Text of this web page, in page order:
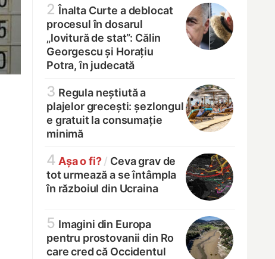
2 Înalta Curte a deblocat
procesul în dosarul
„lovitură de stat”: Călin
Georgescu și Horațiu
Potra, în judecată
3 Regula neștiută a
plajelor grecești: șezlongul
e gratuit la consumație
minimă
4 Așa o fi? / Ceva grav de
tot urmează a se întâmpla
în războiul din Ucraina
5 Imagini din Europa
pentru prostovanii din Ro
care cred că Occidentul